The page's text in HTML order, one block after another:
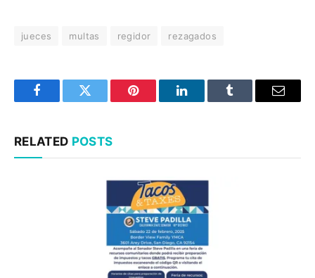
jueces multas regidor rezagados
FacebookTwitter Pinterest LinkedInTumblr Email
RELATED POSTS